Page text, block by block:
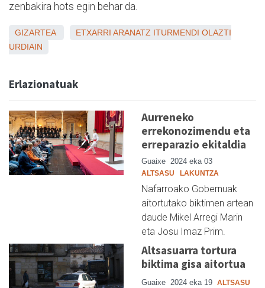
zenbakira hots egin behar da.
GIZARTEA ETXARRI ARANATZ ITURMENDI OLAZTI
URDIAIN
Erlazionatuak
Aurreneko
errekonozimendu eta
erreparazio ekitaldia
Guaixe 2024 eka 03
ALTSASU LAKUNTZA
Nafarroako Gobernuak
aitortutako biktimen artean
daude Mikel Arregi Marin
eta Josu Imaz Prim.
Altsasuarra tortura
biktima gisa aitortua
Guaixe 2024 eka 19 ALTSASU